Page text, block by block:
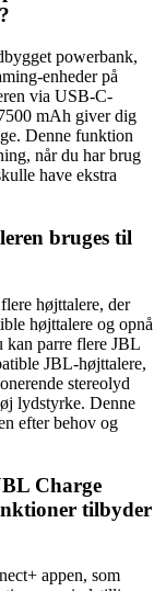
powerbank,
enheder på
via USB-C-
mAh giver dig
Denne funktion
når du har brug
have ekstra
bruges til
højttalere, der
højttalere og opnå
kan parre flere JBL
JBL-højttalere,
stereolyd
lydstyrke. Denne
efter behov og
Charge
tilbyder
appen, som